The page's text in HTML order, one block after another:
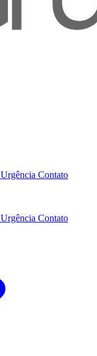
Urgência Contato
Urgência Contato